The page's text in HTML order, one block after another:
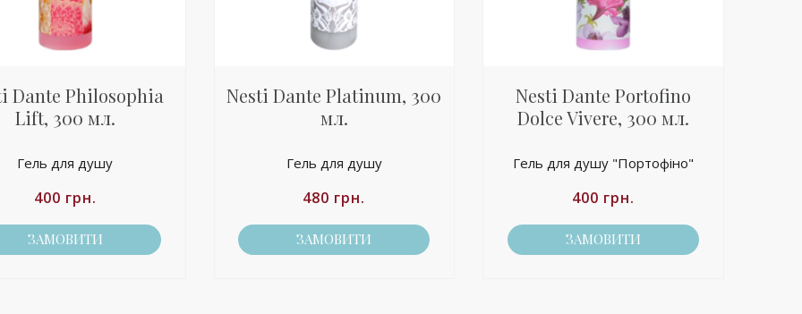
Dante Philosophia
Lift, 300 мл.
Гель для душу
400 грн.
ЗАМОВИТИ
Nesti Dante Platinum, 300
мл.
Гель для душу
480 грн.
ЗАМОВИТИ
Nesti Dante Portofino
Dolce Vivere, 300 мл.
Гель для душу "Портофіно"
400 грн.
ЗАМОВИТИ